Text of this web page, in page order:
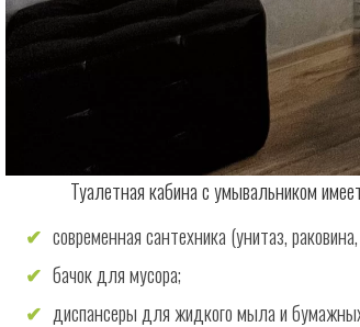
Туалетная кабина с умывальником
современная сантехника (унитаз,
бачок для мусора;
диспансеры для жидкого мыла и